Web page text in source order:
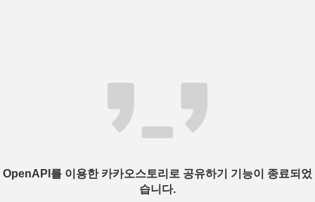
OpenAPI를 이용한 카카오스토리로 공유하기 기능이 종료되었
습니다.